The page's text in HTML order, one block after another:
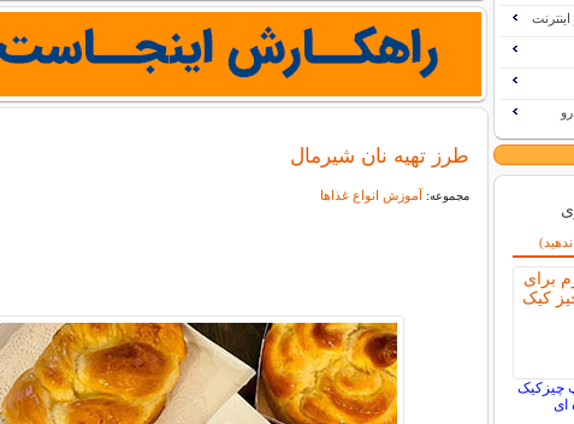
طرز تهیه نان شیرمال
مجموعه: آموزش انواع غذاها
اینترنت
چیزکیک
ای